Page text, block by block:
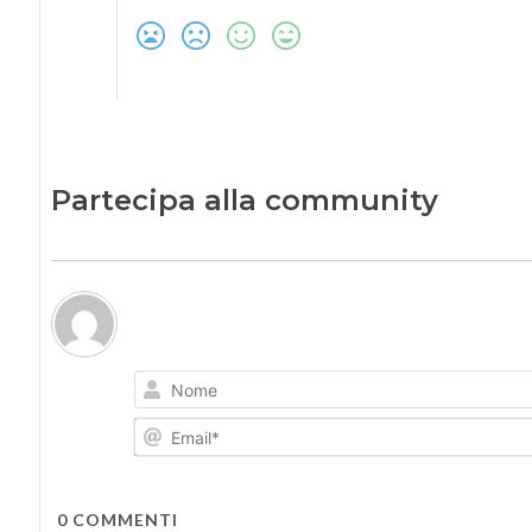
Partecipa alla community
0COMMENTI